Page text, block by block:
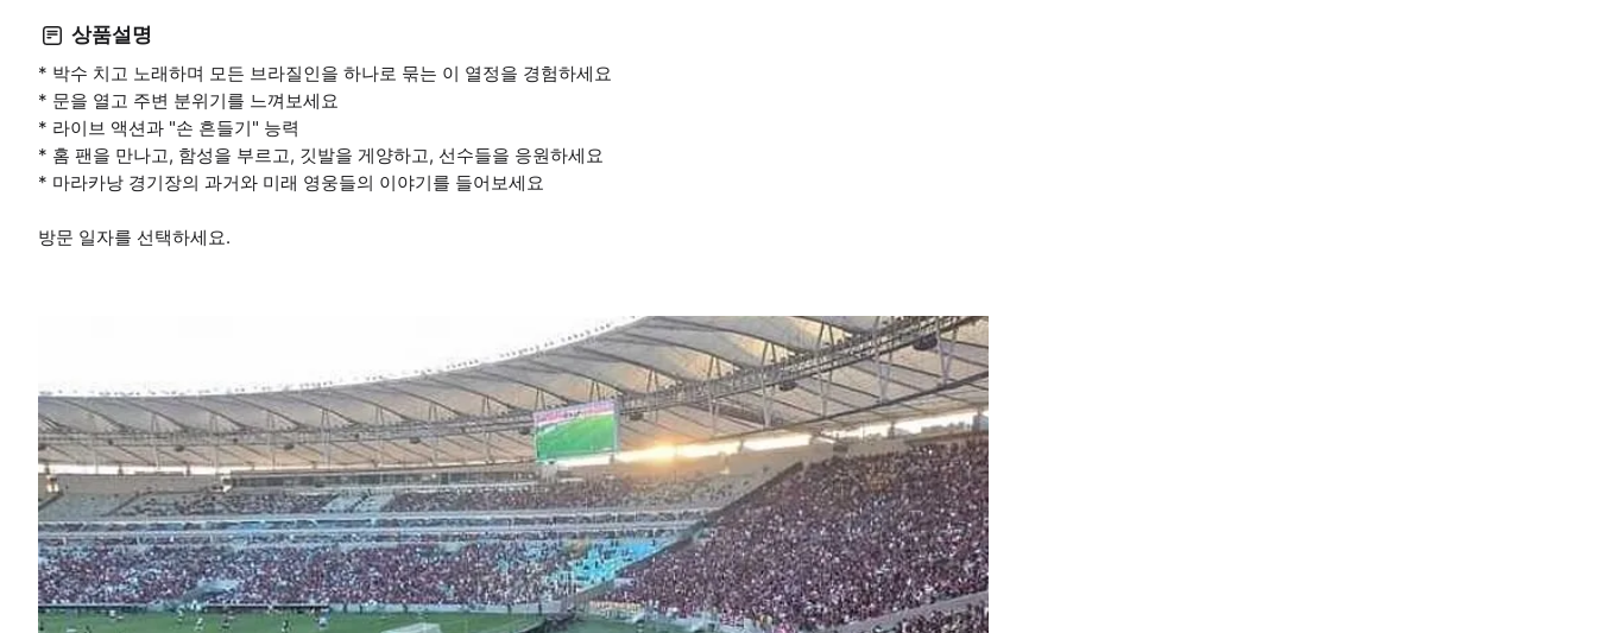
상품설명
* 박수 치고 노래하며 모든 브라질인을 하나로 묶는 이 열정을 경험하세요
* 문을 열고 주변 분위기를 느껴보세요
* 라이브 액션과 "손 흔들기" 능력
* 홈 팬을 만나고, 함성을 부르고, 깃발을 게양하고, 선수들을 응원하세요
* 마라카낭 경기장의 과거와 미래 영웅들의 이야기를 들어보세요
방문 일자를 선택하세요.